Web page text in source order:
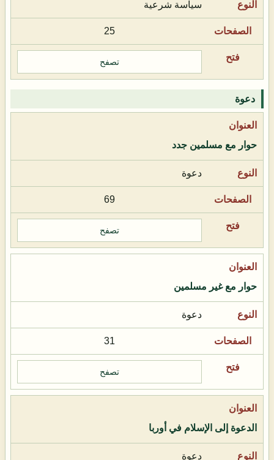
سياسة شرعية
25
تصفح
دعوة
حوار مع مسلمين جدد
دعوة
69
تصفح
حوار مع غير مسلمين
دعوة
31
تصفح
الدعوة إلى الإسلام في أوربا
دعوة